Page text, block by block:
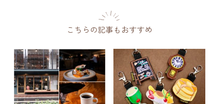
こちらの記事もおすすめ